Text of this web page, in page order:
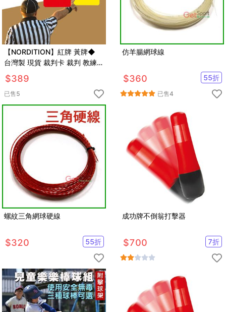
【NORDITION】紅牌 黃牌◆
台灣製 現貨 裁判卡 裁判 教練
紅卡 黃卡 足球用品 曲棍球 排球
桌遊
$389
已售5
仿羊腸網球線
$360 55折
已售4
螺紋三角網球硬線
$320 55折
成功牌不倒翁打擊器
$700 7折